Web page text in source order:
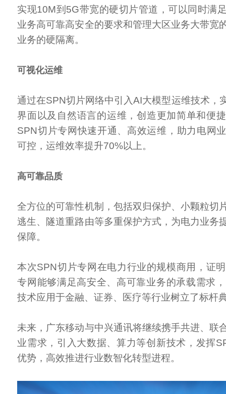
实现10M到5G带宽的硬切片管道，可以同时满
业务高可靠高安全的要求和管理大区业务大带宽
业务的硬隔离。
可视化运维
通过在SPN切片网络中引入AI大模型运维技术，
界面以及自然语言的运维，创造更加简单和便
SPN切片专网快速开通、高效运维，助力电网
可控，运维效率提升70%以上。
高可靠品质
全方位的可靠性机制，包括双归保护、小颗粒切
逃生、隧道重路由等多重保护方式，为电力业务
保障。
本次SPN切片专网在电力行业的规模商用，证
专网能够满足高安全、高可靠业务的承载需求
技术应用于金融、证券、医疗等行业树立了标杆
未来，广东移动与中兴通讯将继续携手共进、联
业需求，引入大数据、算力等创新技术，发挥
优势，高效推进行业数智化转型进程。